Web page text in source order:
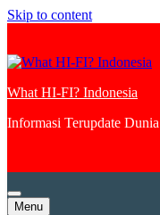
Skip to content
What HI-FI? Indonesia
Informasi Terupdate
Menu